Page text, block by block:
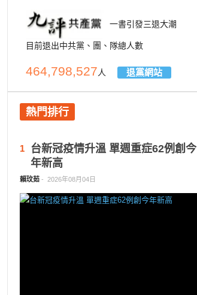
一書引發三退大潮
目前退出中共黨、團、隊總人數
464,798,527人 退黨網站
熱門排行
1
台新冠疫情升溫 單週重症62例創今
年新高
賴玟茹 - 2026年08月04日